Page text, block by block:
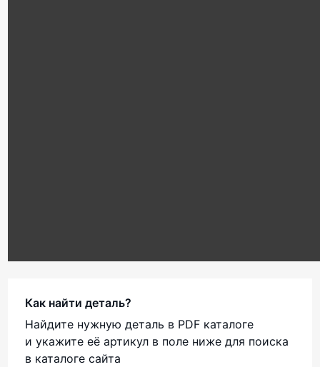
Как найти деталь?
Найдите нужную деталь в PDF каталоге
и укажите её артикул в поле ниже для поиска
в каталоге сайта